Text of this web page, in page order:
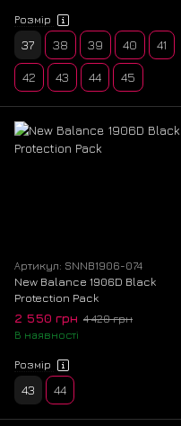
Розмір
37 38 39 40 41
42 43 44 45
Артикул: SNNB1906-074
New Balance 1906D Black
Protection Pack
2 550 грн 4 420 грн
В наявності
Розмір
43 44